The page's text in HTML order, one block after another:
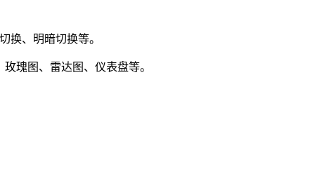
换、明暗切换等。
瑰图、雷达图、仪表盘等。